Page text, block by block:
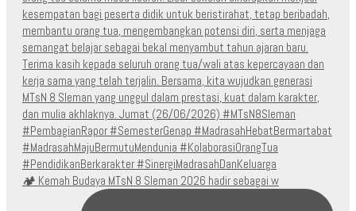
🏕️ Kemah Budaya MTsN 8 Sleman 2026 hadir sebagai w